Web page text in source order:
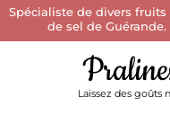
Spécialiste de divers
de sel de
Laissez des goûts